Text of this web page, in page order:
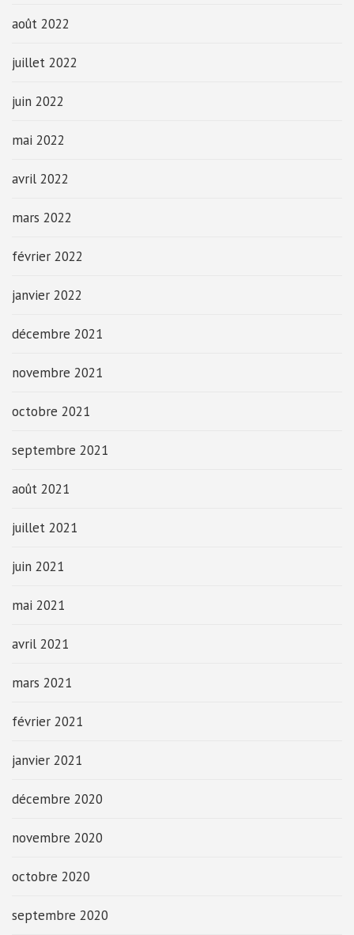
août 2022
juillet 2022
juin 2022
mai 2022
avril 2022
mars 2022
février 2022
janvier 2022
décembre 2021
novembre 2021
octobre 2021
septembre 2021
août 2021
juillet 2021
juin 2021
mai 2021
avril 2021
mars 2021
février 2021
janvier 2021
décembre 2020
novembre 2020
octobre 2020
septembre 2020